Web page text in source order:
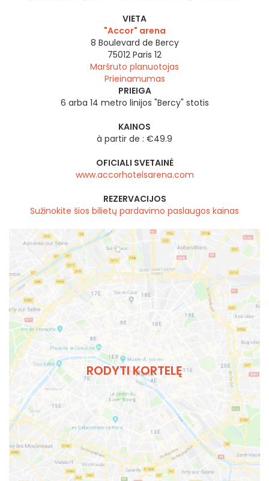
VIETA
"Accor" arena
8 Boulevard de Bercy
75012 Paris 12
Maršruto planuotojas
Prieinamumas
PRIEIGA
6 arba 14 metro linijos "Bercy" stotis
KAINOS
à partir de : €49.9
OFICIALI SVETAINĖ
www.accorhotelsarena.com
REZERVACIJOS
Sužinokite šios bilietų pardavimo paslaugos kainas
RODYTI KORTELĘ